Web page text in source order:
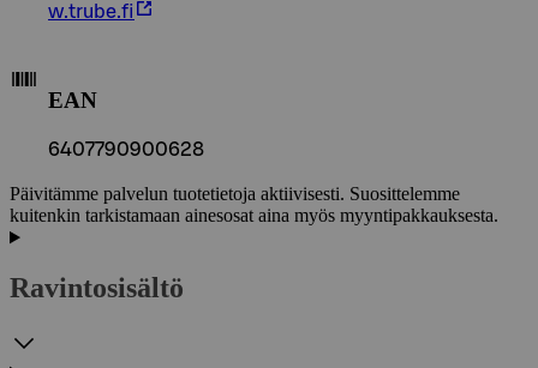
w.trube.fi
EAN
6407790900628
Päivitämme palvelun tuotetietoja aktiivisesti. Suosittelemme
kuitenkin tarkistamaan ainesosat aina myös myyntipakkauksesta.
Ravintosisältö